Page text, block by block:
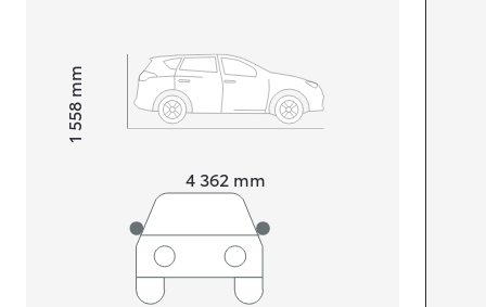
4 362 mm
Height1 558
mm